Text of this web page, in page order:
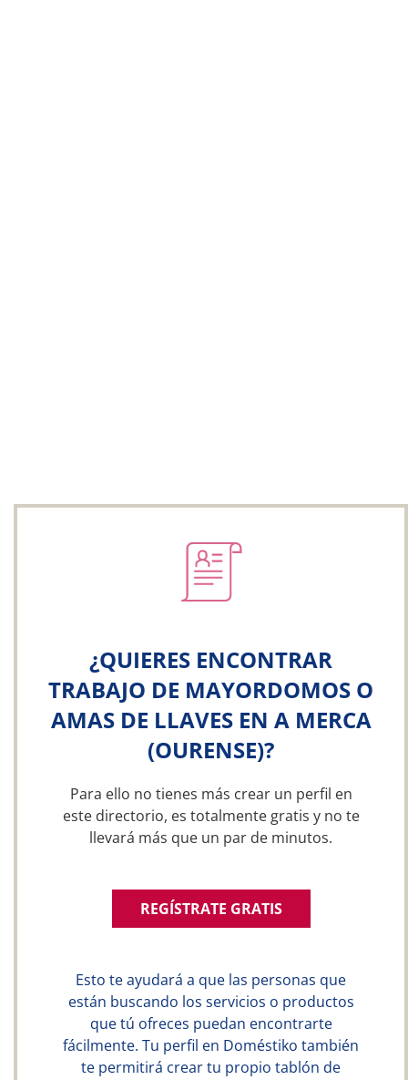
¿QUIERES ENCONTRAR
TRABAJO DE MAYORDOMOS O
AMAS DE LLAVES EN A MERCA
(OURENSE)?
Para ello no tienes más crear un perfil en
este directorio, es totalmente gratis y no te
llevará más que un par de minutos.
REGÍSTRATE GRATIS
Esto te ayudará a que las personas que
están buscando los servicios o productos
que tú ofreces puedan encontrarte
fácilmente. Tu perfil en Doméstiko también
te permitirá crear tu propio tablón de